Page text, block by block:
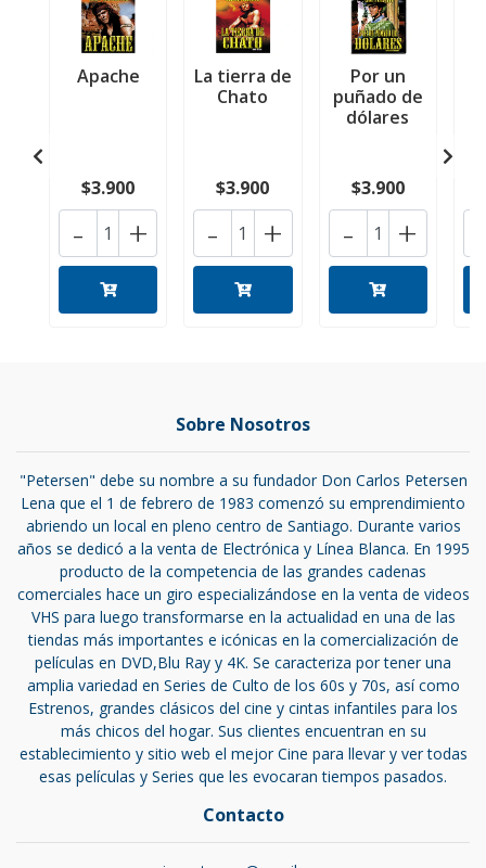
Apache
$3.900
+
-
La tierra de
Chato
$3.900
+
-
Por un
puñado de
dólares
$3.900
+
-
Sobre Nosotros
"Petersen" debe su nombre a su fundador Don Carlos Petersen
Lena que el 1 de febrero de 1983 comenzó su emprendimiento
abriendo un local en pleno centro de Santiago. Durante varios
años se dedicó a la venta de Electrónica y Línea Blanca. En 1995
producto de la competencia de las grandes cadenas
comerciales hace un giro especializándose en la venta de videos
VHS para luego transformarse en la actualidad en una de las
tiendas más importantes e icónicas en la comercialización de
películas en DVD,Blu Ray y 4K. Se caracteriza por tener una
amplia variedad en Series de Culto de los 60s y 70s, así como
Estrenos, grandes clásicos del cine y cintas infantiles para los
más chicos del hogar. Sus clientes encuentran en su
establecimiento y sitio web el mejor Cine para llevar y ver todas
esas películas y Series que les evocaran tiempos pasados.
Contacto